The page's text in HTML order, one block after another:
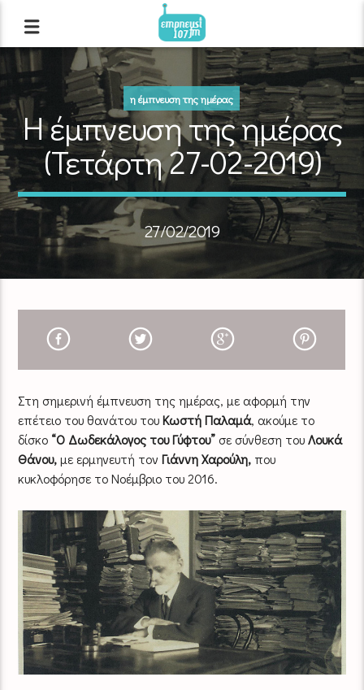
η έμπνευση της ημέρας
Η έμπνευση της ημέρας
(Τετάρτη 27-02-2019)
27/02/2019
Στη σημερινή έμπνευση της ημέρας, με αφορμή την
επέτειο του θανάτου τουΚωστή Παλαμά, ακούμε το
δίσκο “Ο Δωδεκάλογος του Γύφτου” σε σύνθεση τουΛουκά
Θάνου,με ερμηνευτή τονΓιάννη Χαρούλη, που
κυκλοφόρησε το Νοέμβριο του 2016.